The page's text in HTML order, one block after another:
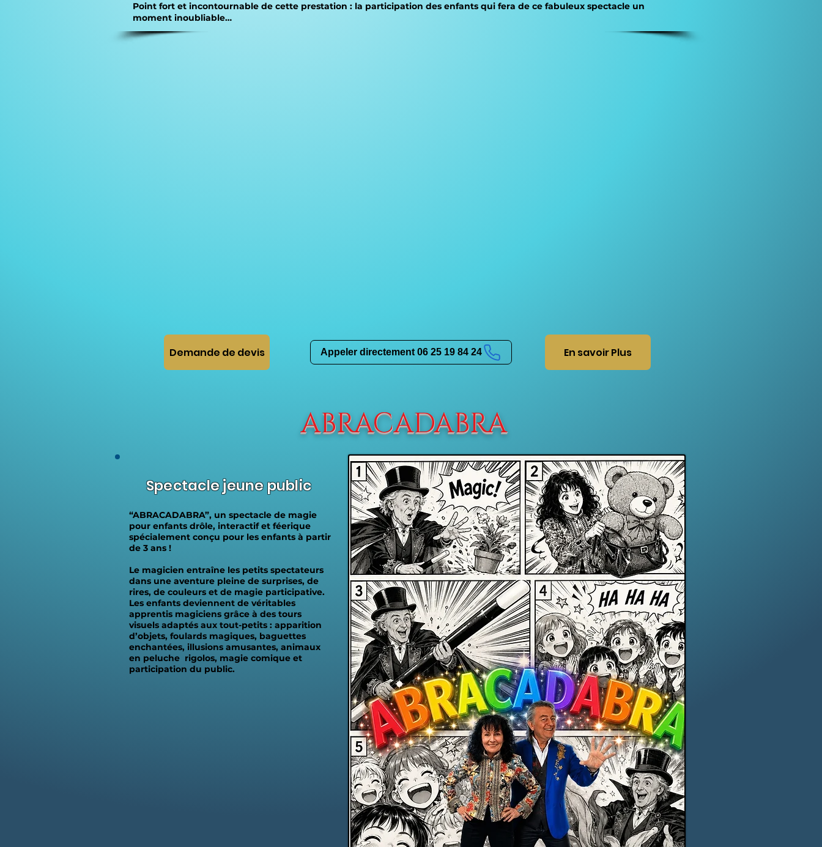
Point fort et incontournable de cette prestation : la participation des enfants qui fera de ce fabuleux spectacle un
moment inoubliable…
Demande de devis Appeler directement 06 25 19 84 24 En savoir Plus
ABRACADABRA
Spectacle jeune public
“ABRACADABRA”, un spectacle de magie
pour enfants drôle, interactif et féerique
spécialement conçu pour les enfants à partir
de 3 ans !
Le magicien entraîne les petits spectateurs
dans une aventure pleine de surprises, de
rires, de couleurs et de magie participative.
Les enfants deviennent de véritables
apprentis magiciens grâce à des tours
visuels adaptés aux tout-petits : apparition
d’objets, foulards magiques, baguettes
enchantées, illusions amusantes, animaux
en peluche rigolos, magie comique et
participation du public.